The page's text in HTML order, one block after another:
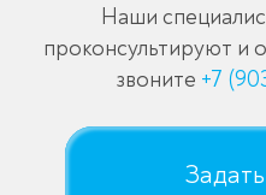
Наши
проконсультируют и
звоните +7